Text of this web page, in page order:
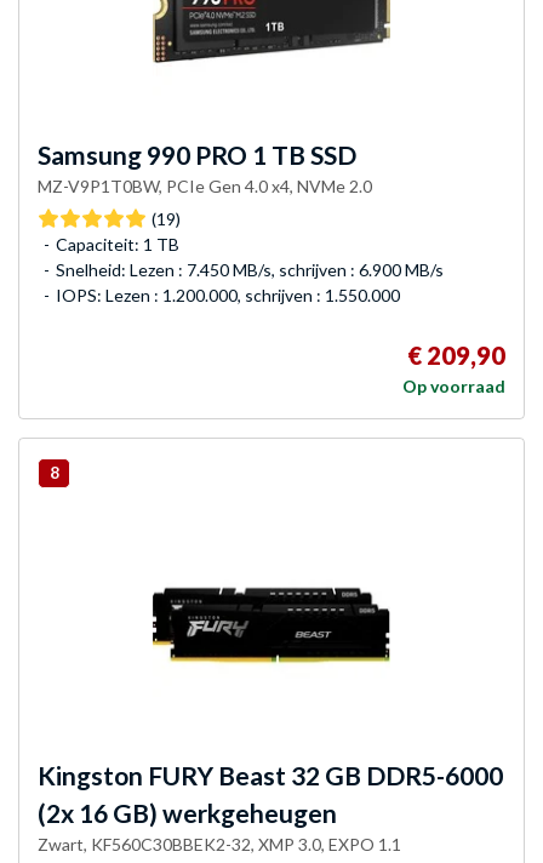
Samsung 990 PRO 1 TB SSD
MZ-V9P1T0BW, PCIe Gen 4.0 x4, NVMe 2.0
(19)
Capaciteit: 1 TB
Snelheid: Lezen : 7.450 MB/s, schrijven : 6.900 MB/s
IOPS: Lezen : 1.200.000, schrijven : 1.550.000
€ 209,90
Op voorraad
8
Kingston FURY Beast 32 GB DDR5-6000
(2x 16 GB) werkgeheugen
Zwart, KF560C30BBEK2-32, XMP 3.0, EXPO 1.1